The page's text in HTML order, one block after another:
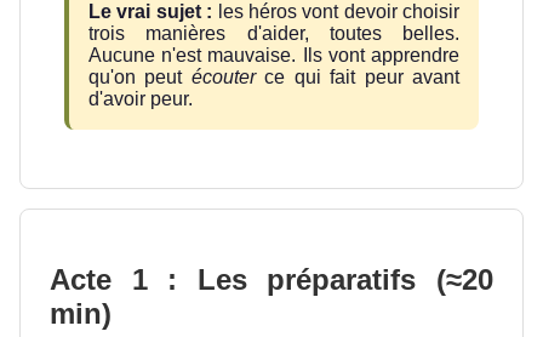
Le vrai sujet : les héros vont devoir choisir
trois manières d'aider, toutes belles.
Aucune n'est mauvaise. Ils vont apprendre
qu'on peut écouterce qui fait peur avant
d'avoir peur.
Acte 1 : Les préparatifs (≈20
min)